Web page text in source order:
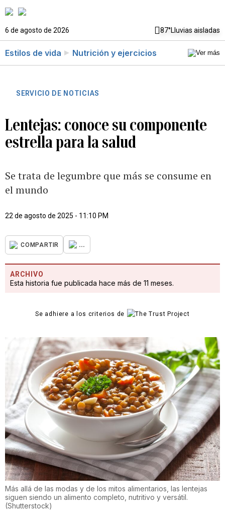
6 de agosto de 2026 87°Lluvias aisladas
Estilos de vida Nutrición y ejercicios
SERVICIO DE NOTICIAS
Lentejas: conoce su componente
estrella para la salud
Se trata de legumbre que más se consume en
el mundo
22 de agosto de 2025 - 11:10 PM
COMPARTIR ...
ARCHIVO
Esta historia fue publicada hace más de 11 meses.
Se adhiere a los criterios de
Más allá de las modas y de los mitos alimentarios, las lentejas
siguen siendo un alimento completo, nutritivo y versátil.
(Shutterstock)